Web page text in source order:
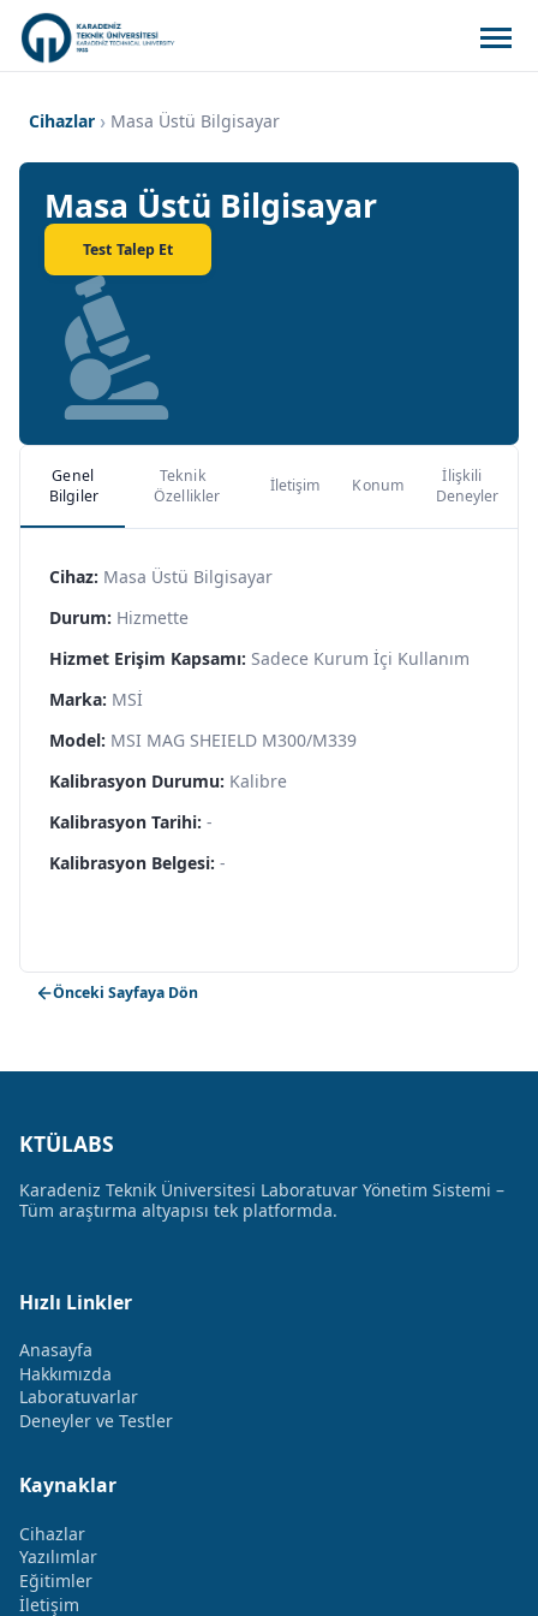
Cihazlar Masa Üstü Bilgisayar
Masa Üstü Bilgisayar
Test Talep Et
Genel
Bilgiler
Teknik
Özellikler
İletişim Konum
İlişkili
Deneyler
Cihaz: Masa Üstü Bilgisayar
Durum: Hizmette
Hizmet Erişim Kapsamı: Sadece Kurum İçi Kullanım
Marka: MSİ
Model: MSI MAG SHEIELD M300/M339
Kalibrasyon Durumu: Kalibre
Kalibrasyon Tarihi: -
Kalibrasyon Belgesi: -
Önceki Sayfaya Dön
KTÜLABS
Karadeniz Teknik Üniversitesi Laboratuvar Yönetim Sistemi –
Tüm araştırma altyapısı tek platformda.
Hızlı Linkler
Anasayfa
Hakkımızda
Laboratuvarlar
Deneyler ve Testler
Kaynaklar
Cihazlar
Yazılımlar
Eğitimler
İletişim